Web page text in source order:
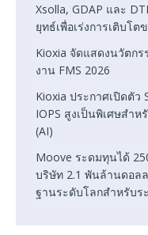
Xsolla, GDAP และ
ยุทธ์เพื่อเร่งการเติบโ
Kioxia จัดแสดงนวัตก
งาน FMS 2026
Kioxia ประกาศเปิดตัว
IOPS สูงเป็นพิเศษสำ
(AI)
Moove ระดมทุนได้
บริษัท 2.1 พันล้านดอล
ฐานระดับโลกสำหรับ